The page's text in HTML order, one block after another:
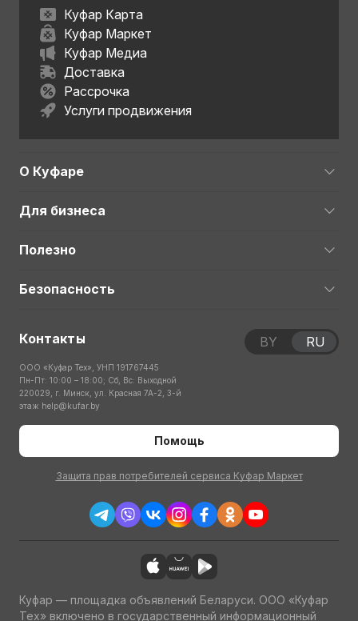
Куфар Карта
Куфар Маркет
Куфар Медиа
Доставка
Рассрочка
Услуги продвижения
О Куфаре
Для бизнеса
Полезно
Безопасность
Контакты
ООО «Куфар Тех», УНП 191767445
Пн-Пт: 10:00 – 18:00; Сб, Вс: Выходной
220029, г. Минск, ул. Красная 7А-2, 3-й
этаж help@kufar.by
Помощь
Защита прав потребителей сервиса Куфар Маркет
BY RU
Куфар — площадка объявлений Беларуси. ООО «Куфар
Тех» включено в государственный информационный